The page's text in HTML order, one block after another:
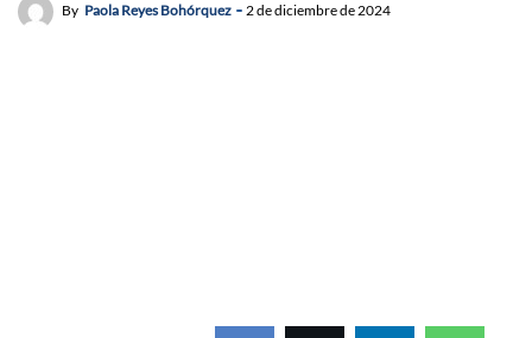
By Paola Reyes Bohórquez 2 de diciembre de 2024